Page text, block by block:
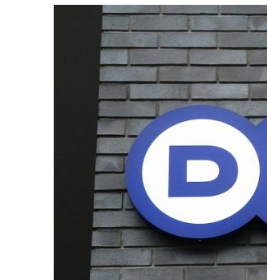
Таиланд
Украина
Франция
Черногория
Эстония
Другие